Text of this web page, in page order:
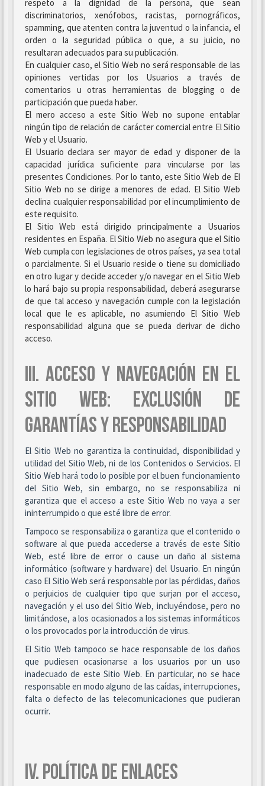
respeto a la dignidad de la persona, que sean
discriminatorios, xenófobos, racistas, pornográficos,
spamming, que atenten contra la juventud o la infancia, el
orden o la seguridad pública o que, a su juicio, no
resultaran adecuados para su publicación.
En cualquier caso, el Sitio Web no será responsable de las
opiniones vertidas por los Usuarios a través de
comentarios u otras herramientas de blogging o de
participación que pueda haber.
El mero acceso a este Sitio Web no supone entablar
ningún tipo de relación de carácter comercial entre El Sitio
Web y el Usuario.
El Usuario declara ser mayor de edad y disponer de la
capacidad jurídica suficiente para vincularse por las
presentes Condiciones. Por lo tanto, este Sitio Web de El
Sitio Web no se dirige a menores de edad. El Sitio Web
declina cualquier responsabilidad por el incumplimiento de
este requisito.
El Sitio Web está dirigido principalmente a Usuarios
residentes en España. El Sitio Web no asegura que el Sitio
Web cumpla con legislaciones de otros países, ya sea total
o parcialmente. Si el Usuario reside o tiene su domiciliado
en otro lugar y decide acceder y/o navegar en el Sitio Web
lo hará bajo su propia responsabilidad, deberá asegurarse
de que tal acceso y navegación cumple con la legislación
local que le es aplicable, no asumiendo El Sitio Web
responsabilidad alguna que se pueda derivar de dicho
acceso.
III. ACCESO Y NAVEGACIÓN EN EL
SITIO WEB: EXCLUSIÓN DE
GARANTÍAS Y RESPONSABILIDAD
El Sitio Web no garantiza la continuidad, disponibilidad y
utilidad del Sitio Web, ni de los Contenidos o Servicios. El
Sitio Web hará todo lo posible por el buen funcionamiento
del Sitio Web, sin embargo, no se responsabiliza ni
garantiza que el acceso a este Sitio Web no vaya a ser
ininterrumpido o que esté libre de error.
Tampoco se responsabiliza o garantiza que el contenido o
software al que pueda accederse a través de este Sitio
Web, esté libre de error o cause un daño al sistema
informático (software y hardware) del Usuario. En ningún
caso El Sitio Web será responsable por las pérdidas, daños
o perjuicios de cualquier tipo que surjan por el acceso,
navegación y el uso del Sitio Web, incluyéndose, pero no
limitándose, a los ocasionados a los sistemas informáticos
o los provocados por la introducción de virus.
El Sitio Web tampoco se hace responsable de los daños
que pudiesen ocasionarse a los usuarios por un uso
inadecuado de este Sitio Web. En particular, no se hace
responsable en modo alguno de las caídas, interrupciones,
falta o defecto de las telecomunicaciones que pudieran
ocurrir.
IV. POLÍTICA DE ENLACES